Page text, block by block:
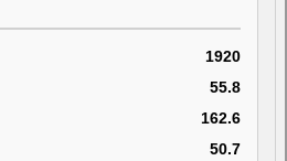
1920
55.8
162.6
50.7